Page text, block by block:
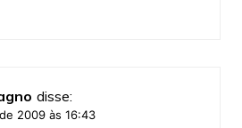
disse:
2009 às 16:43